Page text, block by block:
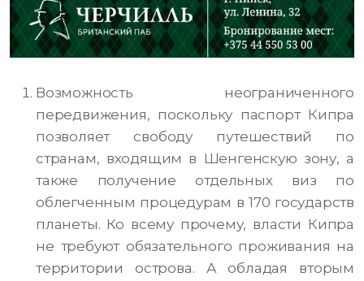
Возможность неограниченного
передвижения, поскольку паспорт Кипра
позволяет свободу путешествий по
странам, входящим в Шенгенскую зону, а
также получение отдельных виз по
облегченным процедурам в 170 государств
планеты. Ко всему прочему, власти Кипра
не требуют обязательного проживания на
территории острова. А обладая вторым